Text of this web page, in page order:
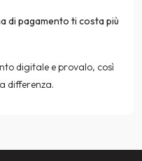
di pagamento ti costa più
digitale e provalo, così
differenza.